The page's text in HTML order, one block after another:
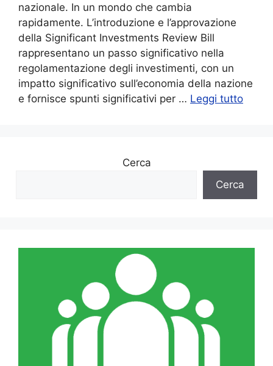
nazionale. In un mondo che cambia
rapidamente. L’introduzione e l’approvazione
della Significant Investments Review Bill
rappresentano un passo significativo nella
regolamentazione degli investimenti, con un
impatto significativo sull’economia della nazione
e fornisce spunti significativi per … Leggi tutto
Cerca
Cerca